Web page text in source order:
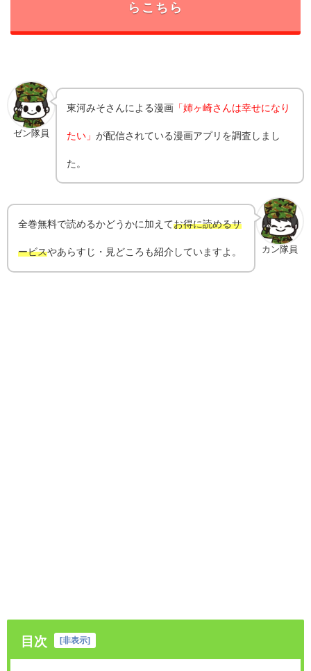
らこちら
ゼン隊員
東河みそさんによる漫画 「姉ヶ崎さんは幸せになり
たい」が配信されている漫画アプリを調査しまし
た。
カン隊員
全巻無料で読めるかどうかに加えてお得に読めるサ
ービスやあらすじ・見どころも紹介していますよ。
目次 [非表示]